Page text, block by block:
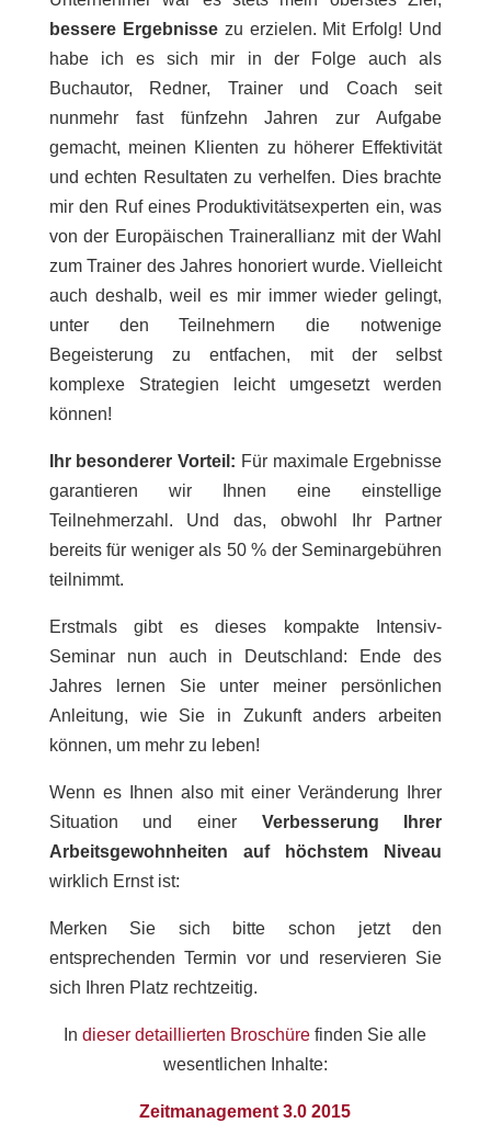
bessere Ergebnissezu erzielen. Mit Erfolg! Und
habe ich es sich mir in der Folge auch als
Buchautor, Redner, Trainer und Coach seit
nunmehr fast fünfzehn Jahren zur Aufgabe
gemacht, meinen Klienten zu höherer Effektivität
und echten Resultaten zu verhelfen. Dies brachte
mir den Ruf eines Produktivitätsexperten ein, was
von der Europäischen Trainerallianz mit der Wahl
zum Trainer des Jahres honoriert wurde. Vielleicht
auch deshalb, weil es mir immer wieder gelingt,
unter den Teilnehmern die notwenige
Begeisterung zu entfachen, mit der selbst
komplexe Strategien leicht umgesetzt werden
können!
Ihr besonderer Vorteil: Für maximale Ergebnisse
garantieren wir Ihnen eine einstellige
Teilnehmerzahl. Und das, obwohl Ihr Partner
bereits für weniger als 50 % der Seminargebühren
teilnimmt.
Erstmals gibt es dieses kompakte Intensiv-
Seminar nun auch in Deutschland: Ende des
Jahres lernen Sie unter meiner persönlichen
Anleitung, wie Sie in Zukunft anders arbeiten
können, um mehr zu leben!
Wenn es Ihnen also mit einer Veränderung Ihrer
Situation und einer Verbesserung Ihrer
Arbeitsgewohnheiten auf höchstem Niveau
wirklich Ernst ist:
Merken Sie sich bitte schon jetzt den
entsprechenden Termin vor und reservieren Sie
sich Ihren Platz rechtzeitig.
Indieser detaillierten Broschüre finden Sie alle
wesentlichen Inhalte:
Zeitmanagement 3.0 2015